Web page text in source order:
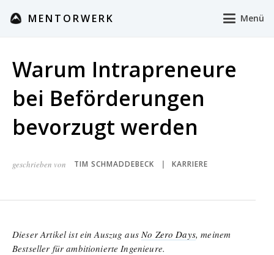
MENTORWERK Menü
Warum Intrapreneure
bei Beförderungen
bevorzugt werden
geschrieben von TIM SCHMADDEBECK KARRIERE
Dieser Artikel ist ein Auszug aus No Zero Days, meinem
Bestseller für ambitionierte Ingenieure.